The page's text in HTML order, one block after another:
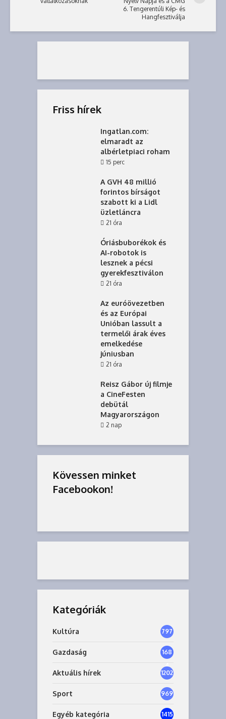
6. Tengerentúli Kép- és
Hangfesztiválja
Friss hírek
Ingatlan.com:
elmaradt az
albérletpiaci roham
15 perc
A GVH 48 millió
forintos bírságot
szabott ki a Lidl
üzletláncra
21 óra
Óriásbuborékok és
AI-robotok is
lesznek a pécsi
gyerekfesztiválon
21 óra
Az euróövezetben
és az Európai
Unióban lassult a
termelői árak éves
emelkedése
júniusban
21 óra
Reisz Gábor új filmje
a CineFesten
debütál
Magyarországon
2 nap
Kövessen minket
Facebookon!
Kategóriák
Kultúra 797
Gazdaság
168
4
Aktuális hírek 1202
Sport 969
Egyéb kategória 1415